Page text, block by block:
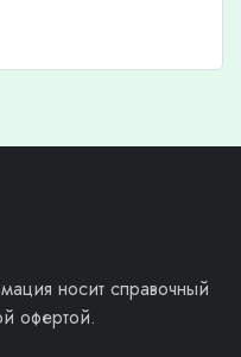
носит справочный
офертой.